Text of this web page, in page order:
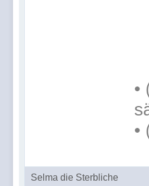
•
•
Selma die Sterbliche